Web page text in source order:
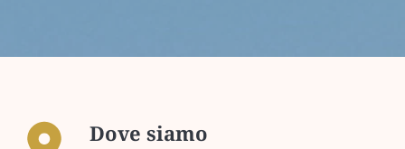
Dove siamo